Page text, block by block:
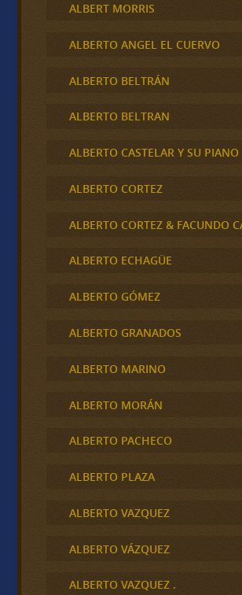
ALBERT MORRIS
ALBERTO ANGEL EL CUERVO
ALBERTO BELTRÁN
ALBERTO BELTRAN
ALBERTO CASTELAR Y SU PIANO
ALBERTO CORTEZ
ALBERTO CORTEZ & FACUNDO
ALBERTO ECHAGÜE
ALBERTO GÓMEZ
ALBERTO GRANADOS
ALBERTO MARINO
ALBERTO MORÁN
ALBERTO PACHECO
ALBERTO PLAZA
ALBERTO VAZQUEZ
ALBERTO VÁZQUEZ
ALBERTO VAZQUEZ .